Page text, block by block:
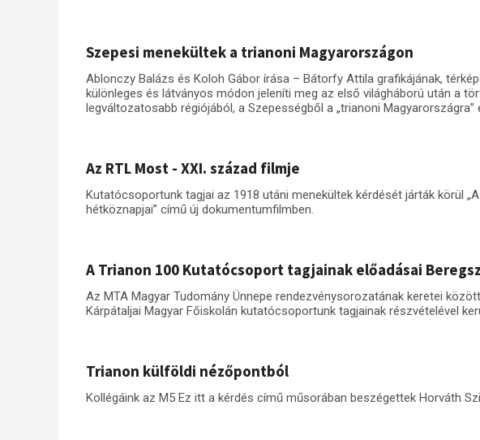
Szepesi menekültek a trianoni Magyarországon
Ablonczy Balázs és Koloh Gábor írása – Bátorfy Attila grafikájának,
különleges és látványos módon jeleníti meg az első világháború után a
legváltozatosabb régiójából, a Szepességből a „trianoni
Az RTL Most - XXI. század filmje
Kutatócsoportunk tagjai az 1918 utáni menekültek kérdését járták körül
hétköznapjai” című új dokumentumfilmben.
A Trianon 100 Kutatócsoport tagjainak előadásai
Az MTA Magyar Tudomány Ünnepe rendezvénysorozatának keretei
Kárpátaljai Magyar Főiskolán kutatócsoportunk tagjainak részvételével
Trianon külföldi nézőpontból
Kollégáink az M5 Ez itt a kérdés című műsorában beszégettek Horváth